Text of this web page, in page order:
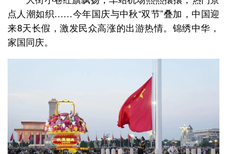
点人潮如织……今年国庆与中秋“双节”叠加，中国迎
来8天长假，激发民众高涨的出游热情。锦绣中华，
家国同庆。